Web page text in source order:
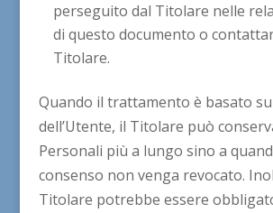
perseguito dal Titolare nelle
di questo documento o
Titolare.
Quando il trattamento è basato
dell’Utente, il Titolare può
Personali più a lungo sino a
consenso non venga revocato.
Titolare potrebbe essere